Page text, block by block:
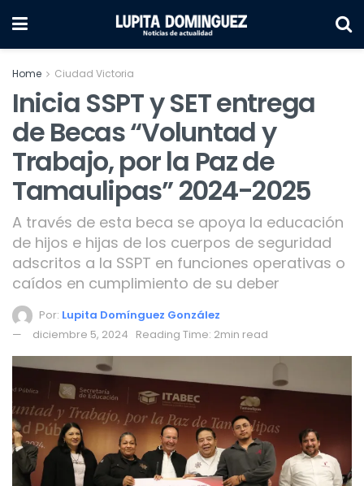
Home Ciudad Victoria
Inicia SSPT y SET entrega
de Becas “Voluntad y
Trabajo, por la Paz de
Tamaulipas” 2024-2025
A través de esta beca se apoya la educación
de hijos e hijas de los cuerpos de seguridad
adscritos a la SSPT en funciones operativas o
caídos en cumplimiento de su deber
Por: Lupita Domínguez González
diciembre 5, 2024 Reading Time: 2min read